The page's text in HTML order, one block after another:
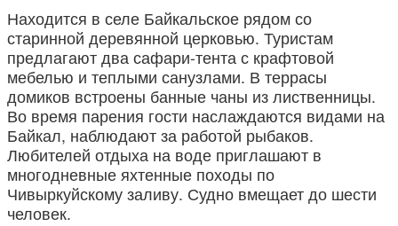
Находится в селе Байкальское рядом со
старинной деревянной церковью. Туристам
предлагают два сафари-тента с крафтовой
мебелью и теплыми санузлами. В террасы
домиков встроены банные чаны из лиственницы.
Во время парения гости наслаждаются видами на
Байкал, наблюдают за работой рыбаков.
Любителей отдыха на воде приглашают в
многодневные яхтенные походы по
Чивыркуйскому заливу. Судно вмещает до шести
человек.